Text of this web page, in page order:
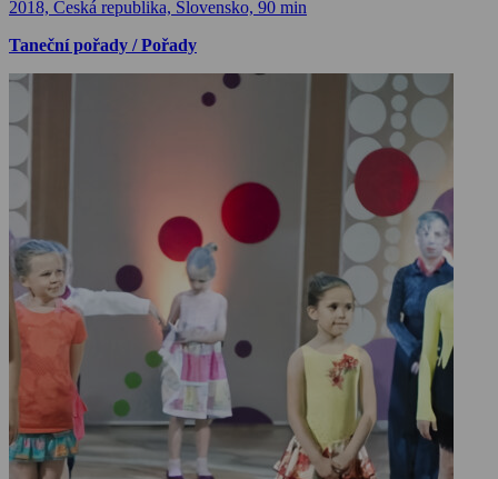
2018, Česká republika, Slovensko, 90 min
Taneční pořady / Pořady